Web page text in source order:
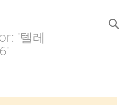
'텔레